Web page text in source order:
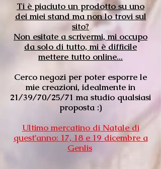
Ti è piaciuto un prodotto su uno
dei miei stand ma non lo trovi sul
sito?
Non esitate a scrivermi, mi occupo
da solo di tutto, mi è difficile
mettere tutto online...
Cerco negozi per poter esporre le
mie creazioni, idealmente in
21/39/70/25/71 ma studio qualsiasi
proposta :)
Ultimo mercatino di Natale di
quest'anno: 17, 18 e 19 dicembre a
Genlis